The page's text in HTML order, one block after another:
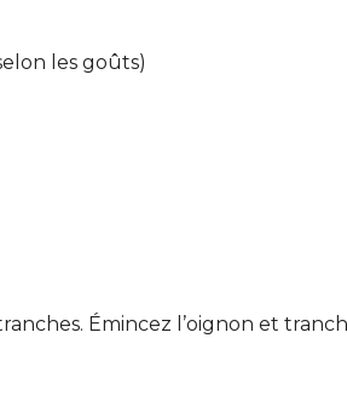
les goûts)
Émincez l’oignon et